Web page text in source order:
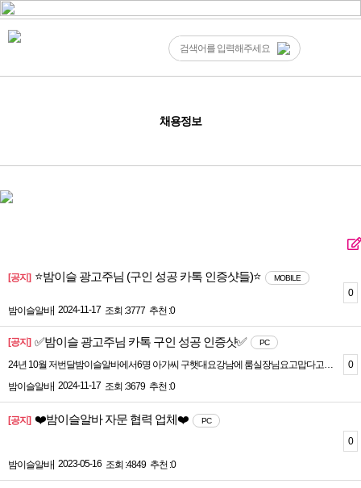
채용정보
[공지] ⭐밤이슬 광고주님 (구인 성공 카톡 인증샷들)⭐ MOBILE
밤이슬알바| 2024-11-17 조회 :3777 추천 :0
0
[공지] ✅밤이슬 광고주님 카톡 구인 성공 인증샷✅ PC
24년 10월 저번달밤이슬알바에서6명 아가씨 구햇대요강남에 룸실장님요고맙다고 카톡 인증 캡쳐 보내 주셧어요그래서 특수배너도 신청 하시기로햇어요
밤이슬알바| 2024-11-17 조회 :3679 추천 :0
0
[공지] ❤️밤이슬알바 자문 협력 업체❤️ PC
밤이슬알바| 2023-05-16 조회 :4849 추천 :0
0